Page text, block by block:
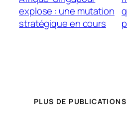
explose : une mutation
stratégique en cours
PLUS DE PUBLICATIONS